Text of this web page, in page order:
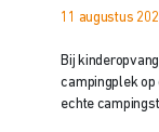
11 augustus
Bij
campingplek op
echte